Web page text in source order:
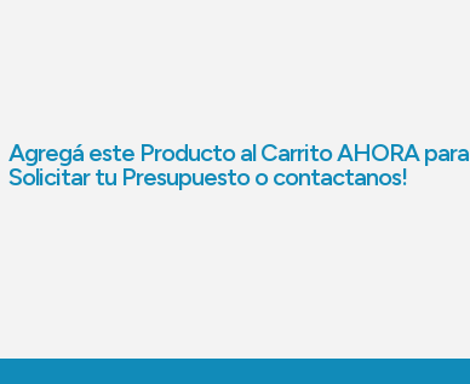
Agregá este Producto al Carrito AHORA para
Solicitar tu Presupuesto o contactanos!